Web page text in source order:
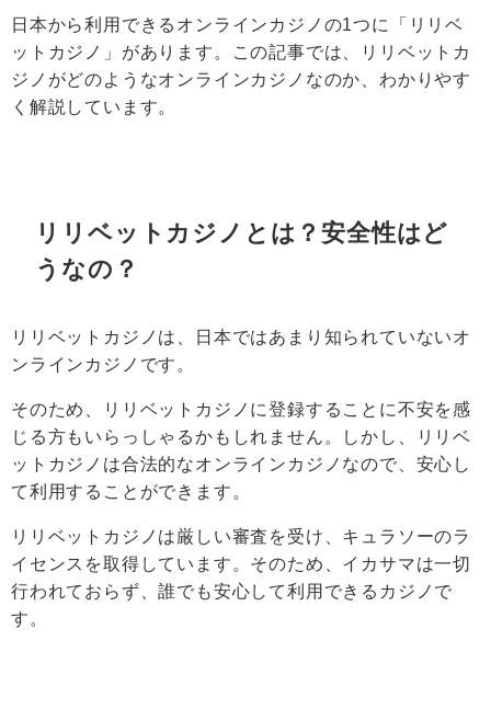
日本から利用できるオンラインカジノの1つに「リリベ
ットカジノ」があります。この記事では、リリベットカ
ジノがどのようなオンラインカジノなのか、わかりやす
く解説しています。
リリベットカジノとは？安全性はど
うなの？
リリベットカジノは、日本ではあまり知られていないオ
ンラインカジノです。
そのため、リリベットカジノに登録することに不安を感
じる方もいらっしゃるかもしれません。しかし、リリベ
ットカジノは合法的なオンラインカジノなので、安心し
て利用することができます。
リリベットカジノは厳しい審査を受け、キュラソーのラ
イセンスを取得しています。そのため、イカサマは一切
行われておらず、誰でも安心して利用できるカジノで
す。